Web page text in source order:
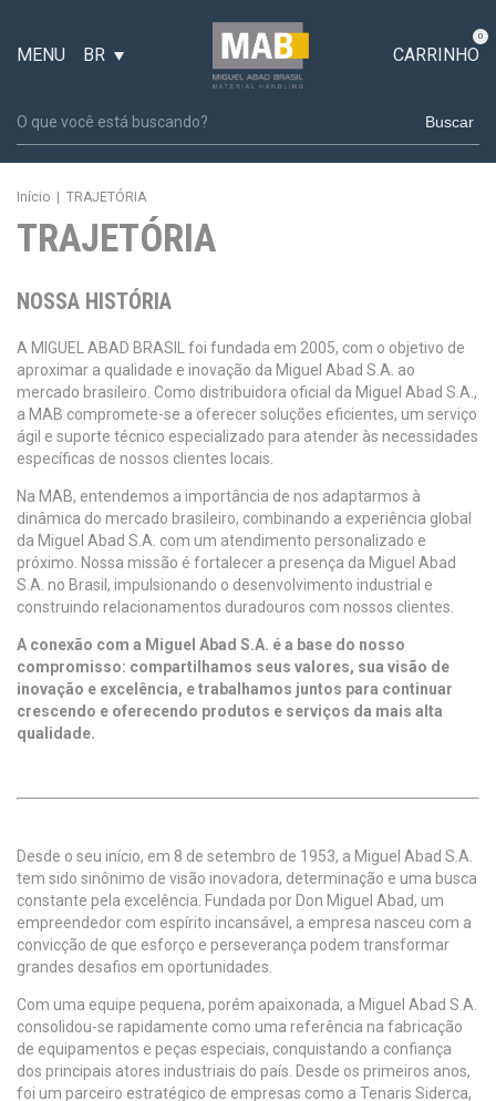
MENU BR CARRINHO
0
Buscar
Início TRAJETÓRIA
TRAJETÓRIA
NOSSA HISTÓRIA
A MIGUEL ABAD BRASIL foi fundada em 2005, com o objetivo de
aproximar a qualidade e inovação da Miguel Abad S.A. ao
mercado brasileiro. Como distribuidora oficial da Miguel Abad S.A.,
a MAB compromete-se a oferecer soluções eficientes, um serviço
ágil e suporte técnico especializado para atender às necessidades
específicas de nossos clientes locais.
Na MAB, entendemos a importância de nos adaptarmos à
dinâmica do mercado brasileiro, combinando a experiência global
da Miguel Abad S.A. com um atendimento personalizado e
próximo. Nossa missão é fortalecer a presença da Miguel Abad
S.A. no Brasil, impulsionando o desenvolvimento industrial e
construindo relacionamentos duradouros com nossos clientes.
A conexão com a Miguel Abad S.A. é a base do nosso
compromisso: compartilhamos seus valores, sua visão de
inovação e excelência, e trabalhamos juntos para continuar
crescendo e oferecendo produtos e serviços da mais alta
qualidade.
Desde o seu início, em 8 de setembro de 1953, a Miguel Abad S.A.
tem sido sinônimo de visão inovadora, determinação e uma busca
constante pela excelência. Fundada por Don Miguel Abad, um
empreendedor com espírito incansável, a empresa nasceu com a
convicção de que esforço e perseverança podem transformar
grandes desafios em oportunidades.
Com uma equipe pequena, porém apaixonada, a Miguel Abad S.A.
consolidou-se rapidamente como uma referência na fabricação
de equipamentos e peças especiais, conquistando a confiança
dos principais atores industriais do país. Desde os primeiros anos,
foi um parceiro estratégico de empresas como a Tenaris Siderca,